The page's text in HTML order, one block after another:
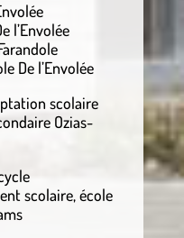
l’Envolée
De l’Envolée
scolaire
Ozias-
scolaire, école